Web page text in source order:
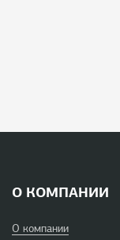
О КОМПАНИИ
О компании